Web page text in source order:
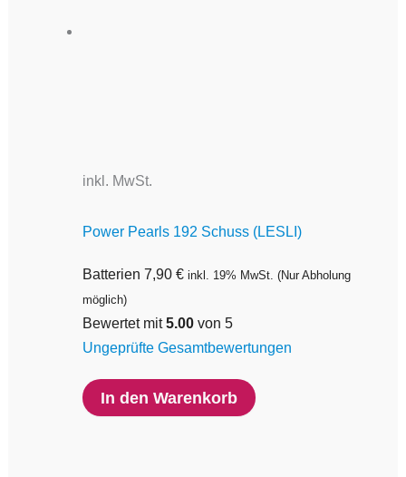
inkl. MwSt.
Power Pearls 192 Schuss (LESLI)
Batterien 7,90 € inkl. 19% MwSt. (Nur Abholung
möglich)
Bewertet mit5.00von 5
Ungeprüfte Gesamtbewertungen
In den Warenkorb